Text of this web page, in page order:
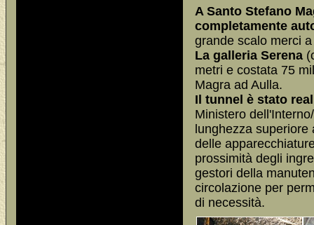
A Santo Stefano
completamente
grande scalo merci
La galleria Serena
metri e costata 75
Magra ad Aulla.
Il tunnel è stato
Ministero
lunghezza
delle
prossimità degli
gestori della
circolazione per
di necessità.